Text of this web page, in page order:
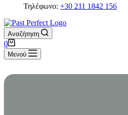
Τηλέφωνο: +30 211 1842 156
Αναζήτηση
Καλάθι
Αγορών
0
Μενού